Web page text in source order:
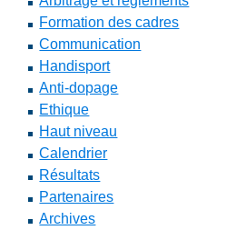
Formation des cadres
Communication
Handisport
Anti-dopage
Ethique
Haut niveau
Calendrier
Résultats
Partenaires
Archives